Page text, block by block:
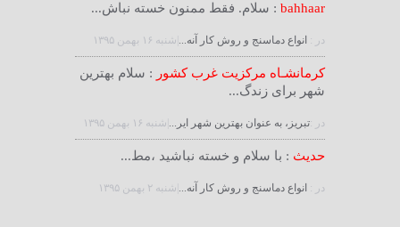
bahhaar : سلام. فقط ممنون خسته نباش...
در : انواع دماسنج و روش كار آنه... |شنبه ۱۶ بهمن ۱۳۹۵
کرمانشـاه مرکزیت غرب کشور : سلام بهترین
شهر برای زندگ...
در :تبریز، به عنوان بهترین شهر ایر... |شنبه ۱۶ بهمن ۱۳۹۵
حدیث : با سلام و خسته نباشید ،مط...
در : انواع دماسنج و روش كار آنه... |شنبه ۲ بهمن ۱۳۹۵